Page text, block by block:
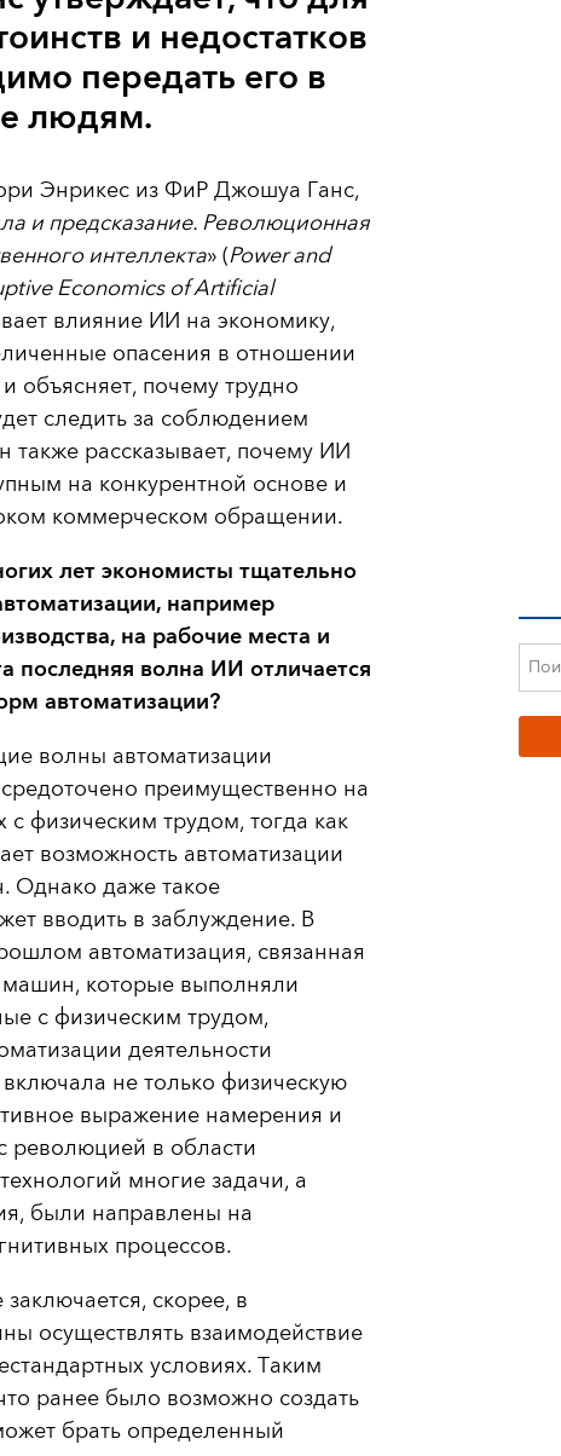
и недостатков
передать его в
людям.
Энрикес из ФиР Джошуа Ганс,
и предсказание. Революционная
интеллекта» (Power and
Economics of Artificial
влияние ИИ на экономику,
опасения в отношении
объясняет, почему трудно
следить за соблюдением
также рассказывает, почему ИИ
на конкурентной основе и
коммерческом обращении.
лет экономисты тщательно
например
на рабочие места и
последняя волна ИИ отличается
автоматизации?
волны автоматизации
преимущественно на
с физическим трудом, тогда как
возможность автоматизации
Однако даже такое
вводить в заблуждение. В
автоматизация, связанная
которые выполняли
с физическим трудом,
деятельности
не только физическую
выражение намерения и
революцией в области
многие задачи, а
были направлены на
процессов.
скорее, в
осуществлять взаимодействие
условиях. Таким
ранее было возможно создать
брать определенный